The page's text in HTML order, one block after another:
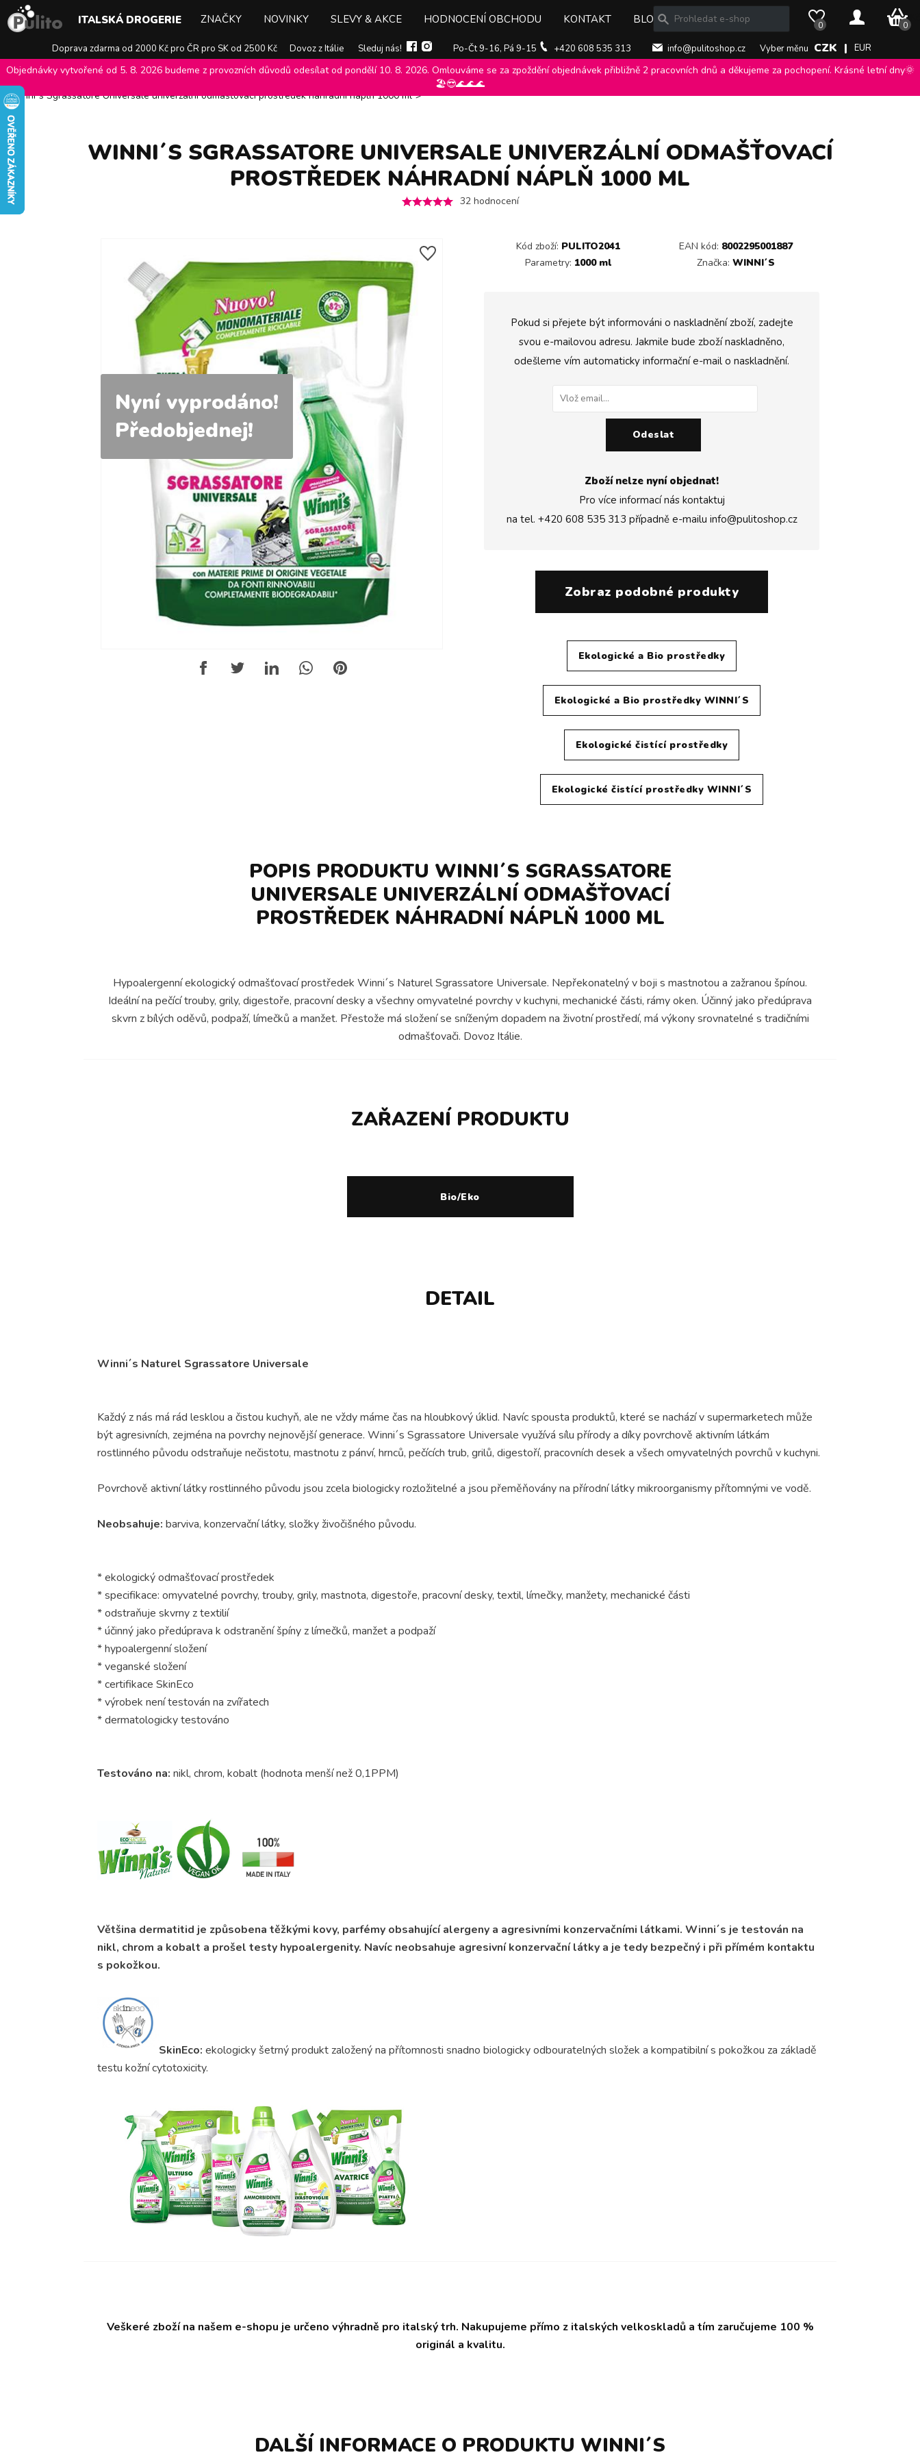
Doprava zdarma od 2000 Kč pro ČR pro SK od 2500 Kč Dovoz z Itálie Sleduj nás! Po-Čt 9-16, Pá 9-15 +420 608 535 313 info@pulitoshop.cz Vyber měnu CZK | EUR
ITALSKÁ DROGERIE ZNAČKY NOVINKY SLEVY & AKCE HODNOCENÍ OBCHODU KONTAKT BLOG 0 0
0 Kč
Objednávky vytvořené od 5. 8. 2026 budeme z provozních důvodů odesílat od pondělí 10. 8. 2026. Omlouváme se za zpoždění objednávek přibližně 2 pracovních dnů a děkujeme za pochopení. Krásné letní dny🌞
🏖️😎🌊🌊🌊
E-shop Pulito Ekologické a Bio prostředky Ekologické čistící prostředky Winni´s > Ekologické čistící prostředky winni´s
Winni´s Sgrassatore Universale univerzální odmašťovací prostředek náhradní náplň 1000 ml >
WINNI´S SGRASSATORE UNIVERSALE UNIVERZÁLNÍ ODMAŠŤOVACÍ
PROSTŘEDEK NÁHRADNÍ NÁPLŇ 1000 ML
32hodnocení
Nyní vyprodáno!
Předobjednej!
Kód zboží: PULITO2041 EAN kód: 8002295001887
Parametry: 1000 ml Značka: WINNI´S
Pokud si přejete být informováni o naskladnění zboží, zadejte
svou e-mailovou adresu. Jakmile bude zboží naskladněno,
odešleme vím automaticky informační e-mail o naskladnění.
Odeslat
Zboží nelze nyní objednat!
Pro více informací nás kontaktuj
na tel. +420 608 535 313 případně e-mailu info@pulitoshop.cz
Zobraz podobné produkty
Ekologické a Bio prostředky
Ekologické a Bio prostředky WINNI´S
Ekologické čistící prostředky
Ekologické čistící prostředky WINNI´S
POPIS PRODUKTU WINNI´S SGRASSATORE
UNIVERSALE UNIVERZÁLNÍ ODMAŠŤOVACÍ
PROSTŘEDEK NÁHRADNÍ NÁPLŇ 1000 ML
Hypoalergenní ekologický odmašťovací prostředek Winni´s Naturel Sgrassatore Universale. Nepřekonatelný v boji s mastnotou a zažranou špínou.
Ideální na pečící trouby, grily, digestoře, pracovní desky a všechny omyvatelné povrchy v kuchyni, mechanické části, rámy oken. Účinný jako předúprava
skvrn z bílých oděvů, podpaží, límečků a manžet. Přestože má složení se sníženým dopadem na životní prostředí, má výkony srovnatelné s tradičními
odmašťovači. Dovoz Itálie.
ZAŘAZENÍ PRODUKTU
Bio/Eko
DETAIL
Winni´s Naturel Sgrassatore Universale
Každý z nás má rád lesklou a čistou kuchyň, ale ne vždy máme čas na hloubkový úklid. Navíc spousta produktů, které se nachází v supermarketech může
být agresivních, zejména na povrchy nejnovější generace. Winni´s Sgrassatore Universale využívá sílu přírody a díky povrchově aktivním látkám
rostlinného původu odstraňuje nečistotu, mastnotu z pánví, hrnců, pečících trub, grilů, digestoří, pracovních desek a všech omyvatelných povrchů v kuchyni.
Povrchově aktivní látky rostlinného původu jsou zcela biologicky rozložitelné a jsou přeměňovány na přírodní látky mikroorganismy přítomnými ve vodě.
Neobsahuje: barviva, konzervační látky, složky živočišného původu.
* ekologický odmašťovací prostředek
* specifikace: omyvatelné povrchy, trouby, grily, mastnota, digestoře, pracovní desky, textil, límečky, manžety, mechanické části
* odstraňuje skvrny z textilií
* účinný jako předúprava k odstranění špíny z límečků, manžet a podpaží
* hypoalergenní složení
* veganské složení
* certifikace SkinEco
* výrobek není testován na zvířatech
* dermatologicky testováno
Testováno na: nikl, chrom, kobalt (hodnota menší než 0,1PPM)
Většina dermatitid je způsobena těžkými kovy, parfémy obsahující alergeny a agresivními konzervačními látkami. Winni´s je testován na
nikl, chrom a kobalt a prošel testy hypoalergenity. Navíc neobsahuje agresivní konzervační látky a je tedy bezpečný i při přímém kontaktu
s pokožkou.
SkinEco: ekologicky šetrný produkt založený na přítomnosti snadno biologicky odbouratelných složek a kompatibilní s pokožkou za základě
testu kožní cytotoxicity.
Veškeré zboží na našem e-shopu je určeno výhradně pro italský trh. Nakupujeme přímo z italských velkoskladů a tím zaručujeme 100 %
originál a kvalitu.
DALŠÍ INFORMACE O PRODUKTU WINNI´S